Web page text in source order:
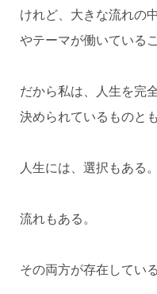
けれど、大きな流れの
やテーマが働いている
だから私は、人生を完
決められているものと
人生には、選択もある。
流れもある。
その両方が存在してい